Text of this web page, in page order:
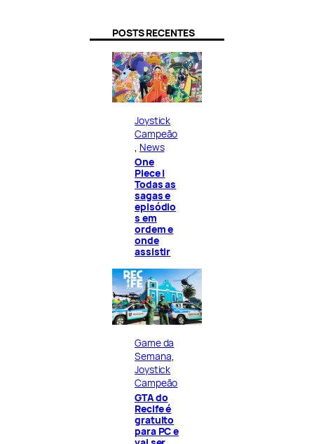
POSTS RECENTES
Joystick
Campeão
, News
One
Piece |
Todas as
sagas e
episódio
s em
ordem e
onde
assistir
Game da
Semana
Joystick
Campeão
GTA do
Recife é
gratuito
para PC e